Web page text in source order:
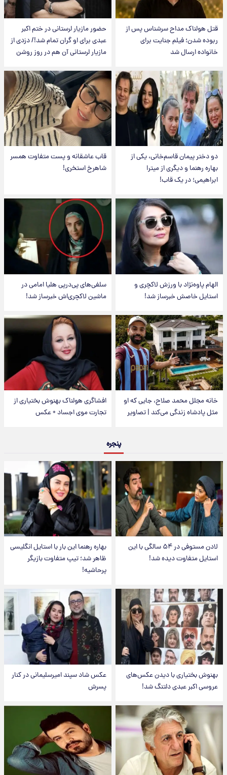
قتل هولناک مداح سرشناس پس از
ربوده شدن؛ فیلم جنایت برای
خانواده ارسال شد
حضور مازیار لرستانی در ختم اکبر
عبدی برای او گران تمام شد!/ دزدی از
مازیار لرستانی آن هم در روز روشن
دو دختر پیمان قاسم‌خانی، یکی از
بهاره رهنما و دیگری از میترا
ابراهیمی؛ در یک قاب!
قاب عاشقانه و پست متفاوت همسر
شاهرخ استخری!
الهام پاوه‌نژاد با ورزش لاکچری و
استایل خاصش خبرساز شد!
سلفی‌های پی‌درپی هلیا امامی در
ماشین لاکچری‌اش خبرساز شد!
خانه مجلل محمد صلاح، جایی که او
مثل پادشاه زندگی می‌کند | تصاویر
افشاگری هولناک بهنوش بختیاری از
تجارت موی اجساد + عکس
پنجره
لادن مستوفی در ۵۴ سالگی با این
استایل متفاوت دیده شد!
بهاره رهنما این بار با استایل انگلیسی
ظاهر شد؛ تیپ متفاوت بازیگر
پرحاشیه!
بهنوش بختیاری با دیدن عکس‌های
عروسی اکبر عبدی دلتنگ شد!
عکس شاد سپند امیرسلیمانی در کنار
پسرش